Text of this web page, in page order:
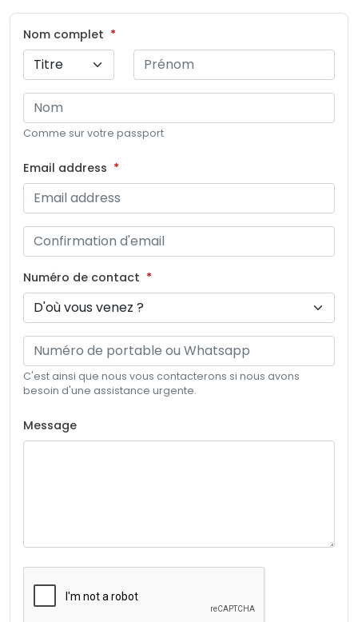
Nom complet
Comme sur votre passport
Email address
Numéro de contact
C'est ainsi que nous vous contacterons si nous avons
besoin d'une assistance urgente.
Message